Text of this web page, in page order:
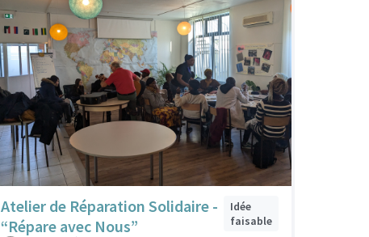
Atelier de Réparation Solidaire -
“Répare avec Nous”
Idée
faisable